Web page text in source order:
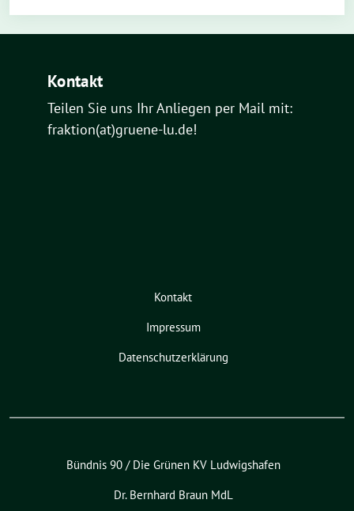
Kontakt
Teilen Sie uns Ihr Anliegen per Mail mit:
fraktion(at)gruene-lu.de!
Kontakt
Impressum
Datenschutzerklärung
Bündnis 90 / Die Grünen KV Ludwigshafen
Dr. Bernhard Braun MdL